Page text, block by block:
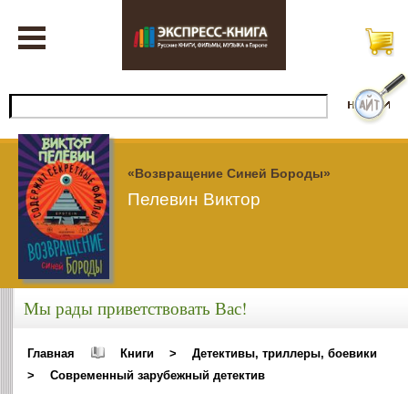
«Возвращение Синей Бороды»
Пелевин Виктор
Мы рады приветствовать Вас!
Главная Книги >
Детективы, триллеры, боевики
>
Современный зарубежный детектив